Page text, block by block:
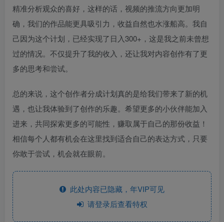
精准分析观众的喜好，这样的话，视频的推流方向更加明
确，我们的作品能更具吸引力，收益自然也水涨船高。我自
己因为这个计划，已经实现了日入300+，这是我之前未曾想
过的情况。不仅提升了我的收入，还让我对内容创作有了更
多的思考和尝试。
总的来说，这个创作者分成计划真的是给我们带来了新的机
遇，也让我体验到了创作的乐趣。希望更多的小伙伴能加入
进来，共同探索更多的可能性，赚取属于自己的那份收益！
相信每个人都有机会在这里找到适合自己的表达方式，只要
你敢于尝试，机会就在眼前。
此处内容已隐藏，年VIP可见
请登录后查看特权